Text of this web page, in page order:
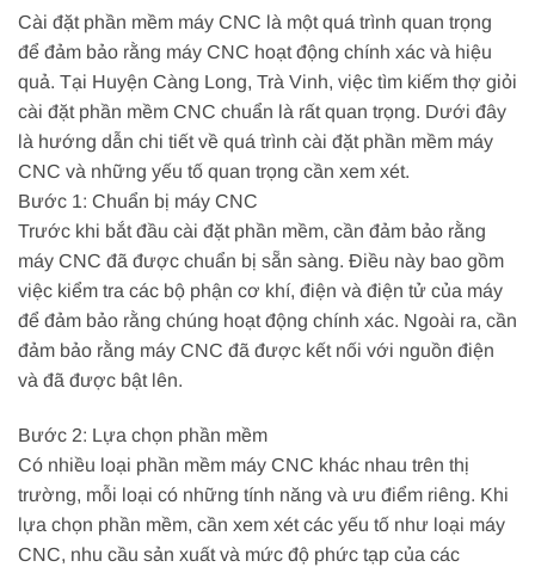
Cài đặt phần mềm máy CNC là một quá trình quan trọng
để đảm bảo rằng máy CNC hoạt động chính xác và hiệu
quả. Tại Huyện Càng Long, Trà Vinh, việc tìm kiếm thợ giỏi
cài đặt phần mềm CNC chuẩn là rất quan trọng. Dưới đây
là hướng dẫn chi tiết về quá trình cài đặt phần mềm máy
CNC và những yếu tố quan trọng cần xem xét.
Bước 1: Chuẩn bị máy CNC
Trước khi bắt đầu cài đặt phần mềm, cần đảm bảo rằng
máy CNC đã được chuẩn bị sẵn sàng. Điều này bao gồm
việc kiểm tra các bộ phận cơ khí, điện và điện tử của máy
để đảm bảo rằng chúng hoạt động chính xác. Ngoài ra, cần
đảm bảo rằng máy CNC đã được kết nối với nguồn điện
và đã được bật lên.
Bước 2: Lựa chọn phần mềm
Có nhiều loại phần mềm máy CNC khác nhau trên thị
trường, mỗi loại có những tính năng và ưu điểm riêng. Khi
lựa chọn phần mềm, cần xem xét các yếu tố như loại máy
CNC, nhu cầu sản xuất và mức độ phức tạp của các